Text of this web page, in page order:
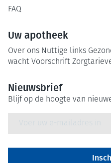
FAQ
Uw apotheek
Over ons Nuttige links
wacht Voorschrift
Nieuwsbrief
Blijf op de hoogte van